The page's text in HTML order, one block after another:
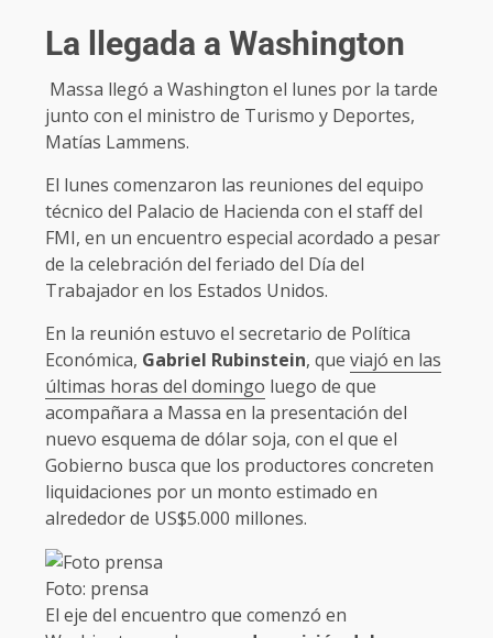
La llegada a Washington
Massa llegó a Washington el lunes por la tarde
junto con el ministro de Turismo y Deportes,
Matías Lammens.
El lunes comenzaron las reuniones del equipo
técnico del Palacio de Hacienda con el staff del
FMI, en un encuentro especial acordado a pesar
de la celebración del feriado del Día del
Trabajador en los Estados Unidos.
En la reunión estuvo el secretario de Política
Económica, Gabriel Rubinstein, que viajó en las
últimas horas del domingo luego de que
acompañara a Massa en la presentación del
nuevo esquema de dólar soja, con el que el
Gobierno busca que los productores concreten
liquidaciones por un monto estimado en
alrededor de US$5.000 millones.
Foto: prensa
El eje del encuentro que comenzó en